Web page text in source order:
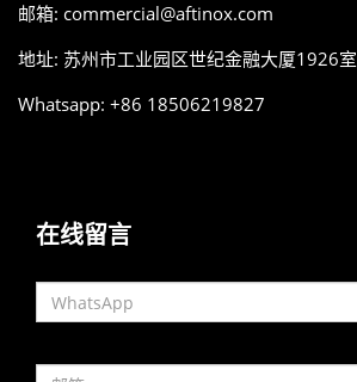
邮箱: commercial@aftinox.com
地址: 苏州市工业园区世纪金融大厦1926室
Whatsapp: +86 18506219827
在线留言